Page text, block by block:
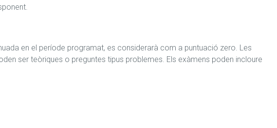
en el període programat, es considerarà com a puntuació zero. Les
ser teòriques o preguntes tipus problemes. Els exàmens poden incloure